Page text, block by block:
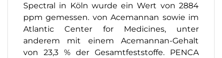
Spectral in Köln wurde ein Wert von 2884
ppm gemessen. von Acemannan sowie im
Atlantic Center for Medicines, unter
anderem mit einem Acemannan-Gehalt
von 23,3 % der Gesamtfeststoffe. PENCA